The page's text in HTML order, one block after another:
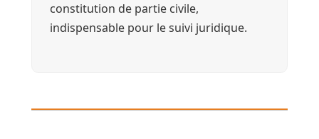
constitution de partie civile,
indispensable pour le suivi juridique.